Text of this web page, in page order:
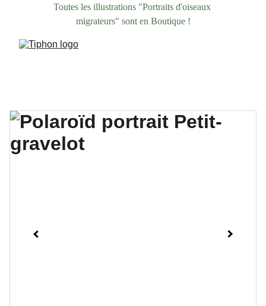
Toutes les illustrations "Portraits d'oiseaux
migrateurs" sont en Boutique !